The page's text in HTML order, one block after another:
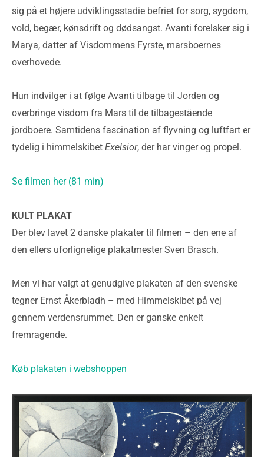
sig på et højere udviklingsstadie befriet for sorg, sygdom,
vold, begær, kønsdrift og dødsangst. Avanti forelsker sig i
Marya, datter af Visdommens Fyrste, marsboernes
overhovede.
Hun indvilger i at følge Avanti tilbage til Jorden og
overbringe visdom fra Mars til de tilbagestående
jordboere. Samtidens fascination af flyvning og luftfart er
tydelig i himmelskibet Exelsior, der har vinger og propel.
Se filmen her (81 min)
KULT PLAKAT
Der blev lavet 2 danske plakater til filmen – den ene af
den ellers uforlignelige plakatmester Sven Brasch.
Men vi har valgt at genudgive plakaten af den svenske
tegner Ernst Åkerbladh – med Himmelskibet på vej
gennem verdensrummet. Den er ganske enkelt
fremragende.
Køb plakaten i webshoppen